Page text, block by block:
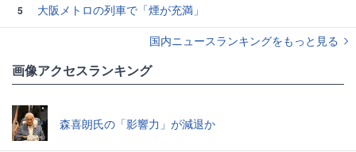
5
大阪メトロの列車で「煙が充満」
国内ニュースランキングをもっと見る
画像アクセスランキング
森喜朗氏の「影響力」が減退か